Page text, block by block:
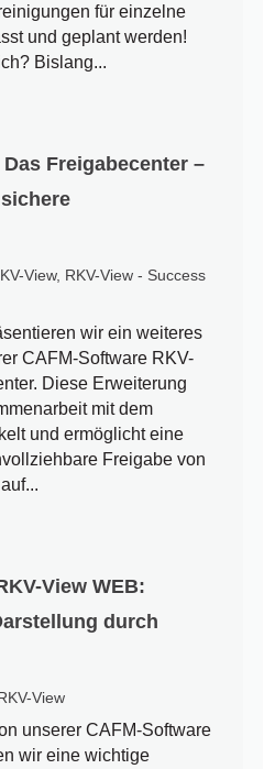
für einzelne
und geplant werden!
Bislang...
Freigabecenter –
View, RKV-View - Success
wir ein weiteres
CAFM-Software RKV-
Diese Erweiterung
mit dem
und ermöglicht eine
Freigabe von
View WEB:
durch
View
unserer CAFM-Software
wir eine wichtige